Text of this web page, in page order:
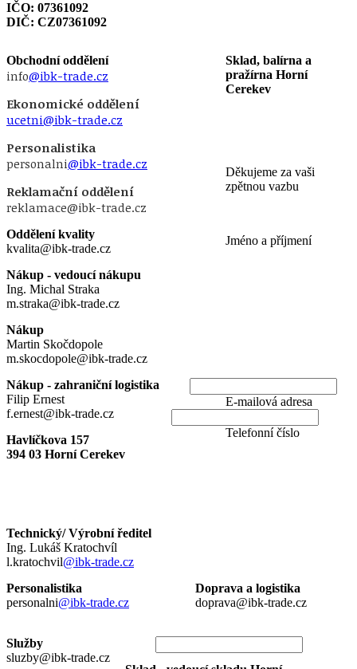
IČO: 07361092
DIČ: CZ07361092
Obchodní oddělení
info@ibk-trade.cz
Ekonomické oddělení
ucetni@ibk-trade.cz
Personalistika
personalni@ibk-trade.cz
Reklamační oddělení
reklamace@ibk-trade.cz
Oddělení kvality
kvalita@ibk-trade.cz
Nákup - vedoucí nákupu
Ing. Michal Straka
m.straka@ibk-trade.cz
Nákup
Martin Skočdopole
m.skocdopole@ibk-trade.cz
Nákup - zahraniční logistika
Filip Ernest
f.ernest@ibk-trade.cz
Sklad, balírna a
pražírna Horní
Cerekev
Havlíčkova 157
394 03 Horní Cerekev
Technický/ Výrobní ředitel
Ing. Lukáš Kratochvíl
l.kratochvil@ibk-trade.cz
Personalistika
personalni@ibk-trade.cz
Doprava a logistika
doprava@ibk-trade.cz
Služby
sluzby@ibk-trade.cz
Děkujeme za vaši
zpětnou vazbu
Jméno a příjmení
E-mailová adresa
Telefonní číslo